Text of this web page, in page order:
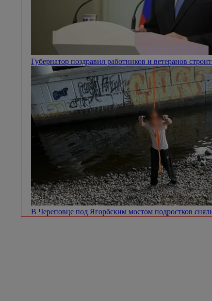
Губернатор поздравил работников и ветеранов
В Череповце под Ягорбским мостом подростков